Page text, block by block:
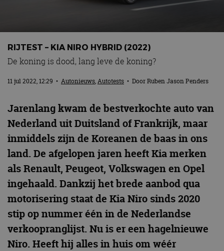
MotorRAI.nl
RIJTEST – KIA NIRO HYBRID (2022)
De koning is dood, lang leve de koning?
11 jul 2022, 12:29 • Autonieuws,Autotests • DoorRuben Jason Penders
Jarenlang kwam de bestverkochte auto van
Nederland uit Duitsland of Frankrijk, maar
inmiddels zijn de Koreanen de baas in ons
land. De afgelopen jaren heeft Kia merken
als Renault, Peugeot, Volkswagen en Opel
ingehaald. Dankzij het brede aanbod qua
motorisering staat de Kia Niro sinds 2020
stip op nummer één in de Nederlandse
verkoopranglijst. Nu is er een hagelnieuwe
Niro. Heeft hij alles in huis om wéér